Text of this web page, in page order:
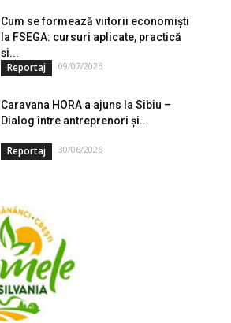
Cum se formează viitorii economiști
la FSEGA: cursuri aplicate, practică
și...
Reportaj 09/07/2026
Caravana HORA a ajuns la Sibiu –
Dialog între antreprenori și...
Reportaj 30/06/2026